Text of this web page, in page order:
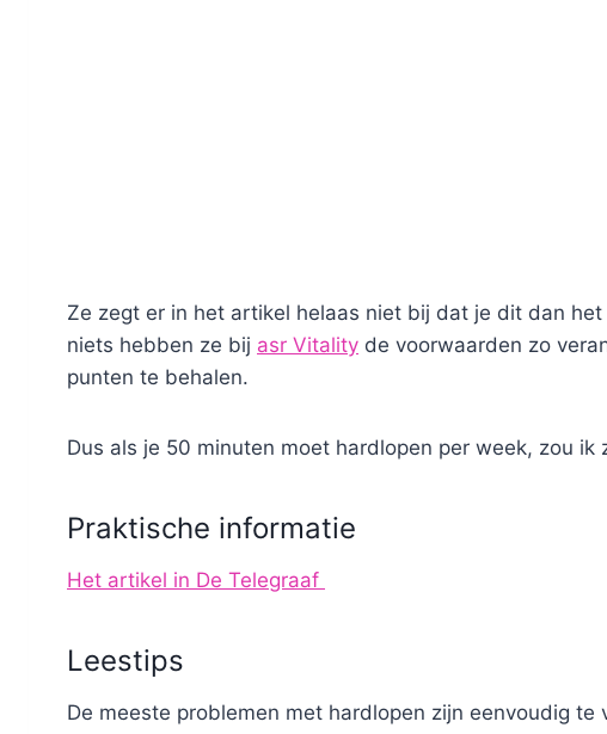
Ze zegt er in het artikel helaas niet bij dat je dit dan
niets hebben ze bij asr Vitality de voorwaarden zo
punten te behalen.
Dus als je 50 minuten moet hardlopen per week, zou
Praktische informatie
Het artikel in De Telegraaf
Leestips
De meeste problemen met hardlopen zijn eenvoudig te